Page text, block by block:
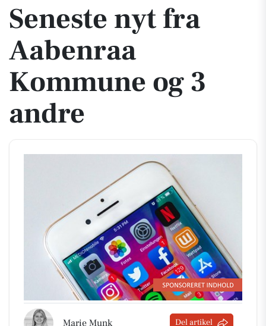
Seneste nyt fra
Aabenraa
Kommune og 3
andre
Marie Munk Del artikel